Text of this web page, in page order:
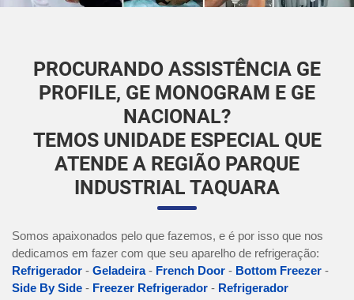
PROCURANDO ASSISTÊNCIA GE
PROFILE, GE MONOGRAM E GE
NACIONAL?
TEMOS UNIDADE ESPECIAL QUE
ATENDE A REGIÃO PARQUE
INDUSTRIAL TAQUARA
Somos apaixonados pelo que fazemos, e é por isso que nos
dedicamos em fazer com que seu aparelho de refrigeração:
Refrigerador - Geladeira- French Door - Bottom Freezer -
Side By Side - Freezer Refrigerador - Refrigerador